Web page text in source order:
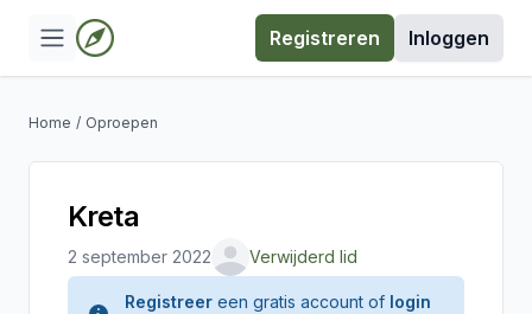
Registreren Inloggen
Home / Oproepen
Kreta
2 september 2022 Verwijderd lid
Registreer een gratis account of login